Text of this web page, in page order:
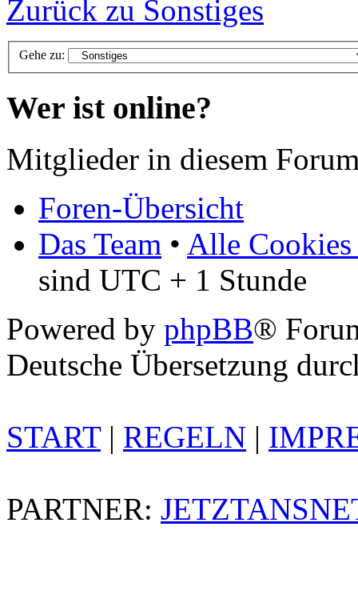
Zurück zu Sonstiges
Gehe zu:
Wer ist online?
Mitglieder in diesem
Foren-Übersicht
Das Team • Alle Cookies
sind UTC + 1 Stunde
Powered by phpBB®
Deutsche Übersetzung
START| REGELN |
PARTNER: